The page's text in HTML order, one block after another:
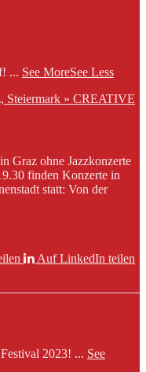
... See MoreSee Less
Steiermark » CREATIVE
Graz ohne Jazzkonzerte
finden Konzerte in
statt: Von der
Auf LinkedIn teilen
2023! ... See